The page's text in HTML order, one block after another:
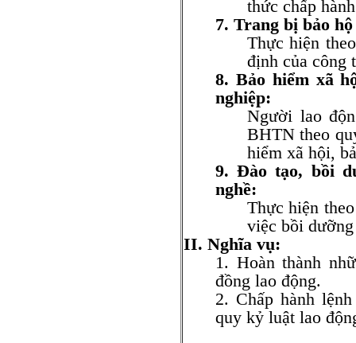
thức chấp
7. Trang bị bảo
Thực hiện
định của công
8. Bảo hiểm xã
nghiệp:
Người lao
BHTN theo
hiểm xã hội,
9. Đào tạo, bồi
nghề:
Thực hiện
việc bồi
II. Nghĩa vụ:
1. Hoàn thành
đồng lao động.
2. Chấp hành
quy kỷ luật lao